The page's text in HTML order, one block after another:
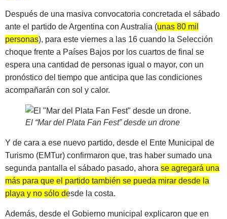
Después de una masiva convocatoria concretada el sábado
ante el partido de Argentina con Australia (unas 80 mil
personas), para este viernes a las 16 cuando la Selección
choque frente a Países Bajos por los cuartos de final se
espera una cantidad de personas igual o mayor, con un
pronóstico del tiempo que anticipa que las condiciones
acompañarán con sol y calor.
El “Mar del Plata Fan Fest” desde un drone
Y de cara a ese nuevo partido, desde el Ente Municipal de
Turismo (EMTur) confirmaron que, tras haber sumado una
segunda pantalla el sábado pasado, ahora se agregará una
más para que el partido también se pueda mirar desde la
playa y no sólo desde la costa.
Además, desde el Gobierno municipal explicaron que en